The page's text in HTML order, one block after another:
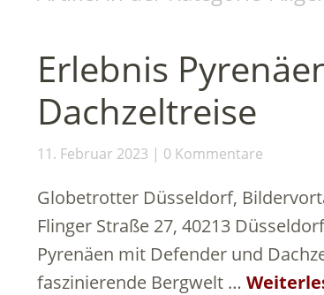
Erlebnis
Dachzeltreise
11. Februar 2023 0 Kommentare
Globetrotter Düsseldorf,
Flinger Straße 27, 40213
Pyrenäen mit Defender und
faszinierende Bergwelt …